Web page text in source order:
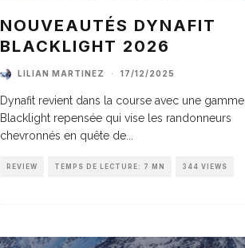
NOUVEAUTÉS DYNAFIT
BLACKLIGHT 2026
LILIAN MARTINEZ · 17/12/2025
Dynafit revient dans la course avec une gamme
Blacklight repensée qui vise les randonneurs
chevronnés en quête de
REVIEW TEMPS DE LECTURE: 7 MN 344 VIEWS